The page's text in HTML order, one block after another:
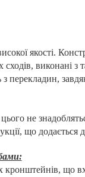
якості.
виконані з
з перекладин,
не
що додається
що